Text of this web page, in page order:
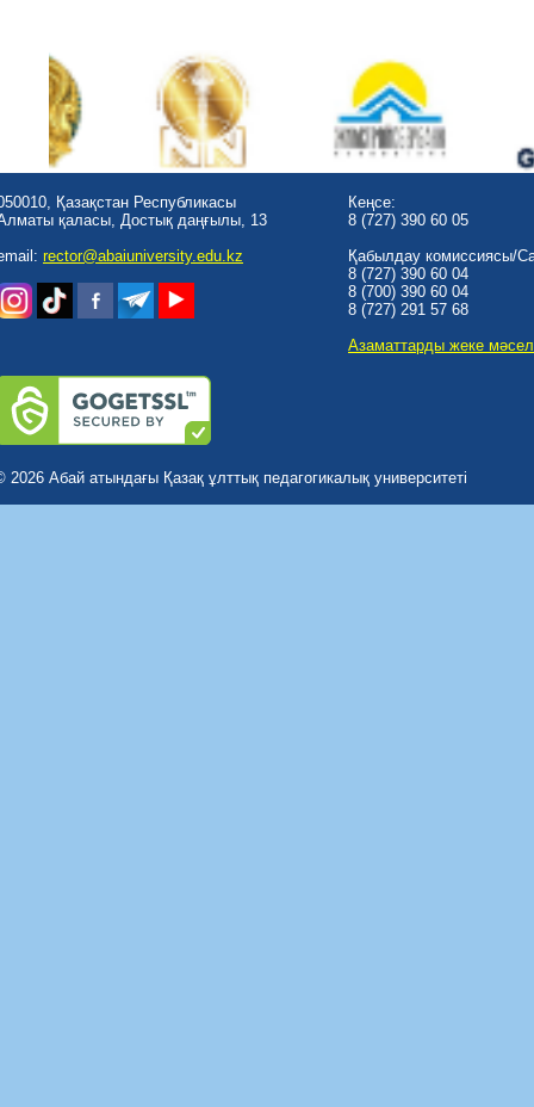
Қазақстан Республикасы
қаласы, Достық даңғылы, 13
rector@abaiuniversity.edu.kz
Кеңсе:
8 (727) 390 60 05
Қабылдау комиссиясы/
8 (727) 390 60 04
8 (700) 390 60 04
8 (727) 291 57 68
Азаматтарды жеке
2026 Абай атындағы Қазақ ұлттық педагогикалық университеті